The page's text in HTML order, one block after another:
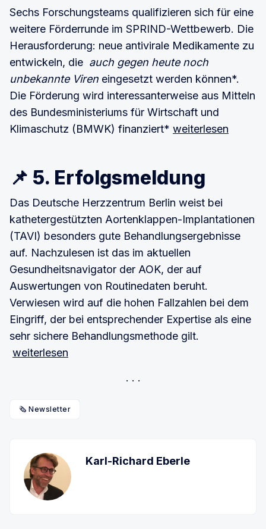
Sechs Forschungsteams qualifizieren sich für eine
weitere Förderrunde im SPRIND-Wettbewerb. Die
Herausforderung: neue antivirale Medikamente zu
entwickeln, die auch gegen heute noch
unbekannte Viren eingesetzt werden können*.
Die Förderung wird interessanterweise aus Mitteln
des Bundesministeriums für Wirtschaft und
Klimaschutz (BMWK) finanziert* weiterlesen
📌 5. Erfolgsmeldung
Das Deutsche Herzzentrum Berlin weist bei
kathetergestützten Aortenklappen-Implantationen
(TAVI) besonders gute Behandlungsergebnisse
auf. Nachzulesen ist das im aktuellen
Gesundheitsnavigator der AOK, der auf
Auswertungen von Routinedaten beruht.
Verwiesen wird auf die hohen Fallzahlen bei dem
Eingriff, der bei entsprechender Expertise als eine
sehr sichere Behandlungsmethode gilt.
weiterlesen
🗞️ Newsletter
Karl-Richard Eberle